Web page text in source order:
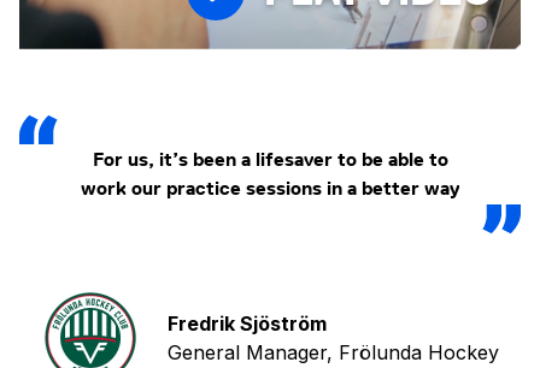
For us, it’s been a lifesaver to be able to
work our practice sessions in a better way
Fredrik Sjöström
General Manager, Frölunda Hockey